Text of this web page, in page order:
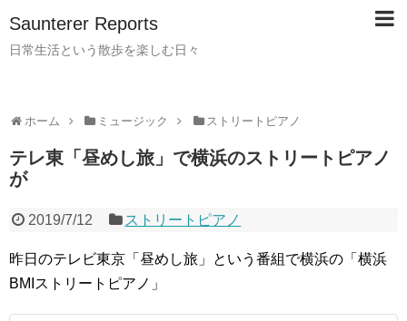
Saunterer Reports
日常生活という散歩を楽しむ日々
ホーム ミュージック ストリートピアノ
テレ東「昼めし旅」で横浜のストリートピアノ
が
2019/7/12 ストリートピアノ
昨日のテレビ東京「昼めし旅」という番組で横浜の「横浜
BMIストリートピアノ」